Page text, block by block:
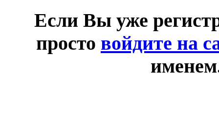
Если Вы уже
просто войдите на